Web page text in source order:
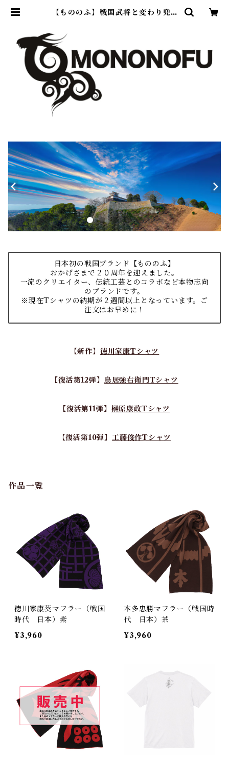
【もののふ】戦国武将と変わり兜T
日本初の戦国ブランド【もののふ】
おかげさまで２０周年を迎えました。
一流のクリエイター、伝統工芸とのコラボなど本物志向
のブランドです。
※現在Tシャツの納期が２週間以上となっています。ご
注文はお早めに！
【新作】 徳川家康Tシャツ
【復活第12弾】 鳥居強右衛門Tシャツ
【復活第11弾】 榊原康政Tシャツ
【復活第10弾】 工藤俊作Tシャツ
作品一覧
徳川家康葵マフラー（戦国
時代 日本）紫
¥3,960
本多忠勝マフラー（戦国時
代 日本）茶
¥3,960